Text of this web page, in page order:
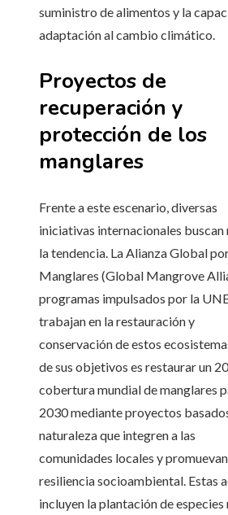
suministro de alimentos y la
adaptación al cambio climático.
Proyectos de
recuperación y
protección de los
manglares
Frente a este escenario, diversas
iniciativas internacionales
la tendencia. La Alianza Global
Manglares (Global Mangrove
programas impulsados por la
trabajan en la restauración y
conservación de estos
de sus objetivos es restaurar un
cobertura mundial de manglares
2030 mediante proyectos
naturaleza que integren a las
comunidades locales y
resiliencia socioambiental. Estas
incluyen la plantación de especies